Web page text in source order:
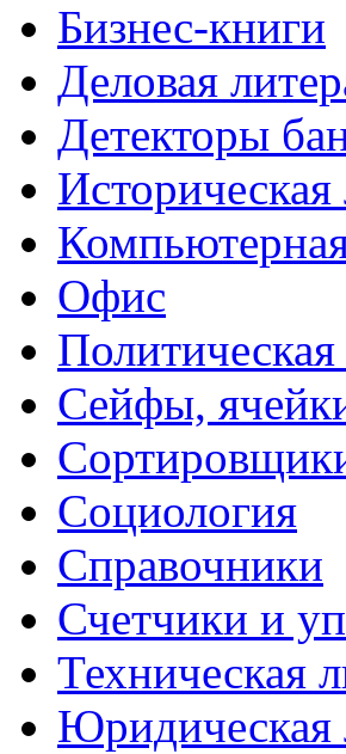
Бизнес-книги
Деловая
Детекторы
Историческая
Офис
Политическая
Сейфы,
Социология
Справочники
Счетчики и
Техническая
Юридическая